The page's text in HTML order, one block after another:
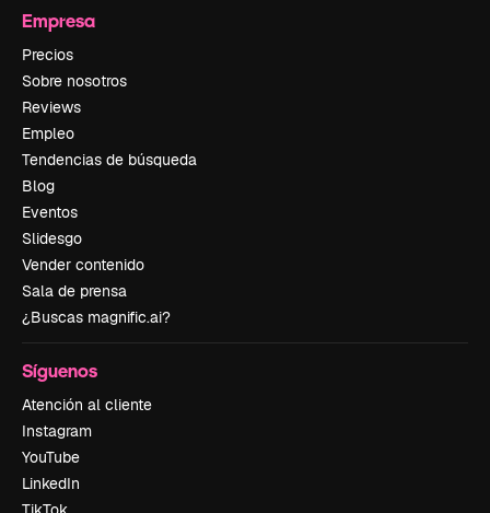
Empresa
Precios
Sobre nosotros
Reviews
Empleo
Tendencias de búsqueda
Blog
Eventos
Slidesgo
Vender contenido
Sala de prensa
¿Buscas magnific.ai?
Síguenos
Atención al cliente
Instagram
YouTube
LinkedIn